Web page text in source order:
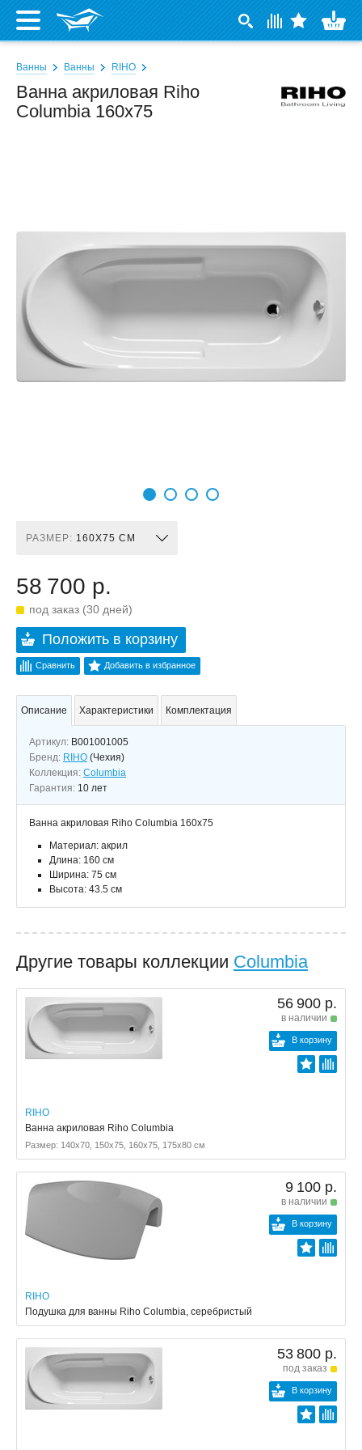
Ванны Ванны RIHO
Ванна акриловая Riho
Columbia 160x75
РАЗМЕР: 160X75 СМ
58 700 р.
под заказ (30 дней)
Положить в корзину
Сравнить Добавить в избранное
Описание Характеристики Комплектация
Артикул: B001001005
Бренд: RIHO (Чехия)
Коллекция: Columbia
Гарантия: 10 лет
Ванна акриловая Riho Columbia 160x75
Материал: акрил
Длина: 160 см
Ширина: 75 см
Высота: 43.5 см
Другие товары коллекции Columbia
56 900 р.
в наличии
В корзину
RIHO
Ванна акриловая Riho Columbia
Размер: 140x70, 150x75, 160x75, 175x80 см
9 100 р.
в наличии
В корзину
RIHO
Подушка для ванны Riho Columbia, серебристый
53 800 р.
под заказ
В корзину